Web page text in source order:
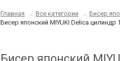
Главная → Все категории → Бисер
Бисер японский MIYUKI Delica